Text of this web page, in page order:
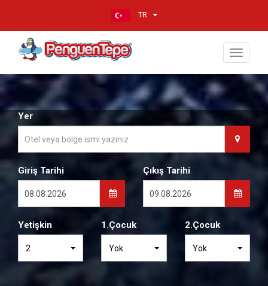
TR
Toggle
Yer
Giriş Tarihi Çıkış Tarihi
Yetişkin
2
1.Çocuk
Yok
2.Çocuk
Yok